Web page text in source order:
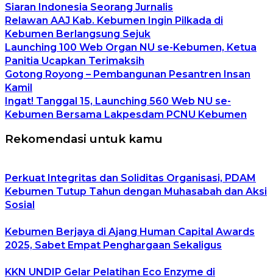
Siaran Indonesia Seorang Jurnalis
Relawan AAJ Kab. Kebumen Ingin Pilkada di
Kebumen Berlangsung Sejuk
Launching 100 Web Organ NU se-Kebumen, Ketua
Panitia Ucapkan Terimaksih
Gotong Royong – Pembangunan Pesantren Insan
Kamil
Ingat! Tanggal 15, Launching 560 Web NU se-
Kebumen Bersama Lakpesdam PCNU Kebumen
Rekomendasi untuk kamu
Perkuat Integritas dan Soliditas Organisasi, PDAM
Kebumen Tutup Tahun dengan Muhasabah dan Aksi
Sosial
Kebumen Berjaya di Ajang Human Capital Awards
2025, Sabet Empat Penghargaan Sekaligus
KKN UNDIP Gelar Pelatihan Eco Enzyme di